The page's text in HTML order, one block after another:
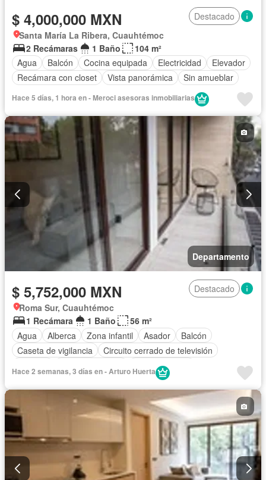
$ 4,000,000 MXN
Destacado
Santa María La Ribera, Cuauhtémoc
2 Recámaras
1 Baño
104 m²
Agua
Balcón Cocina equipada Electricidad
Elevador
Recámara con closet
Vista panorámica Sin amueblar
Hace 5 días, 1 hora en - Meroci asesoras inmobiliarias
Departamento
$ 5,752,000 MXN
Destacado
Roma Sur, Cuauhtémoc
1 Recámara
1 Baño
56 m²
Agua
Alberca Zona infantil Asador
Balcón
Caseta de vigilancia
Circuito cerrado de televisión
Cocina integral
Estacionamiento
Recámara con closet
Azotea
Seguridad
Vista panorámica Sin amueblar
Hace 2 semanas, 3 días en - Arturo Huerta